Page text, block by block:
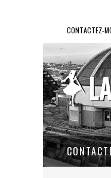
CONTACTEZ-